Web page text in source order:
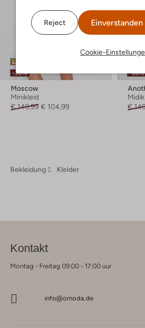
Reject
Cookie-
Letzte Größen
-30%
Moscow
Minikleid
€ 149,99 € 104,99
-60%
€
Bekleidung Kleider
Kontakt
Montag - Freitag 09:00 - 17:00 uur
info@omoda.de